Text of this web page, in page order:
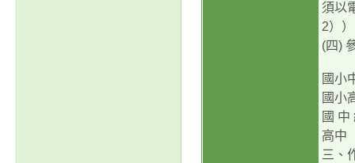
須以
2）
(四)
國小
國小
國
高中
三、